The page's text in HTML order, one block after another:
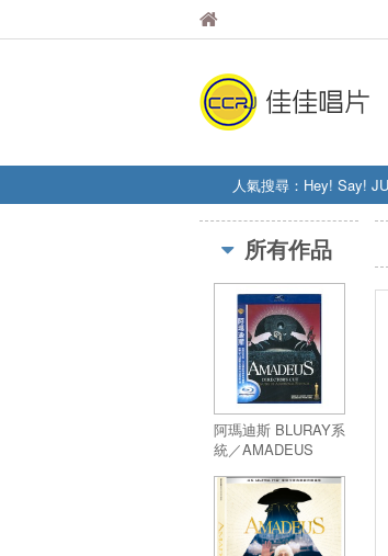
人氣搜尋： Hey! Say!
STRAY KIDS
盧廣仲
所有作品
阿瑪迪斯 BLURAY系
統／AMADEUS